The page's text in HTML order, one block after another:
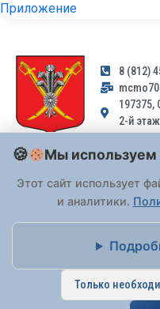
Приложение
8 (812)
197375,
2-й этаж
Заявления и обращения
адрес email, не могут
Федерального закона
принимаются только: по
или лично при
На Сайте действует
Мы
Этот сайт использует
и аналитики.
Только